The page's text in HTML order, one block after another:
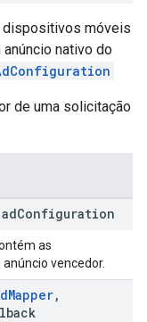
dispositivos móveis
nativo do
de uma solicitação
adConfiguration
as
vencedor.
Mapper,